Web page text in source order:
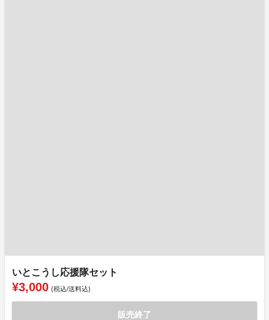
いとこうし応援隊セット
¥3,000 (税込/送料込)
販売終了